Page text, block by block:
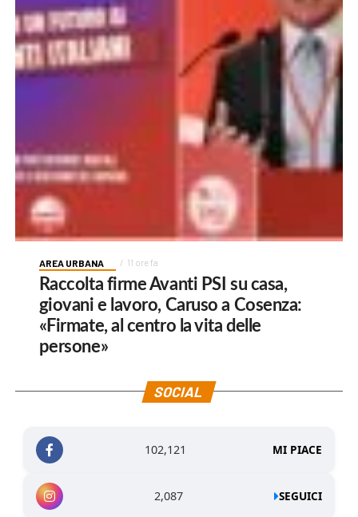
AREA URBANA 11 ore fa
Raccolta firme Avanti PSI su casa,
giovani e lavoro, Caruso a Cosenza:
«Firmate, al centro la vita delle
persone»
SOCIAL
102,121 MI PIACE
2,087 SEGUICI